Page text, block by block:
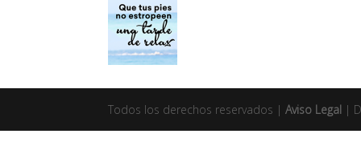
Todos los derechos reservados |Aviso Legal |